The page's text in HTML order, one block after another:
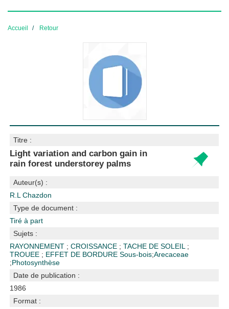
Accueil Retour
Titre :
Light variation and carbon gain in
rain forest understorey palms
Auteur(s) :
R.L Chazdon
Type de document :
Tiré à part
Sujets :
RAYONNEMENT ;CROISSANCE ;TACHE DE SOLEIL ;
TROUEE ; EFFET DE BORDURESous-bois;Arecaceae
;Photosynthèse
Date de publication :
1986
Format :